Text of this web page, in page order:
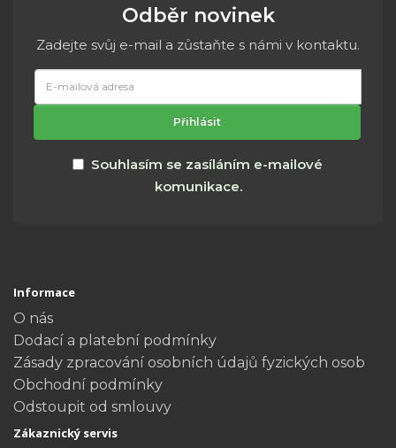
Odběr novinek
Zadejte svůj e-mail a zůstaňte s námi v kontaktu.
mailová
adresa
Přihlásit
Souhlasím se zasíláním e-mailové
komunikace.
Informace
O nás
Dodací a platební podmínky
Zásady zpracování osobních údajů fyzických osob
Obchodní podmínky
Odstoupit od smlouvy
Zákaznický servis